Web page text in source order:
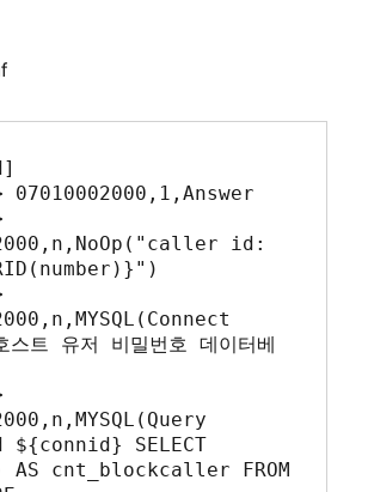
07010002000,1,Answer
id:
트 유저 비밀번호 데이터베
SELECT
AS cnt_blockcaller FROM